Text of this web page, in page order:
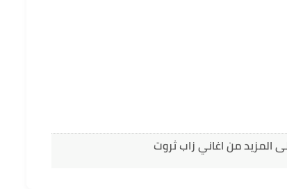
المزيد من اغاني زاب ثروت